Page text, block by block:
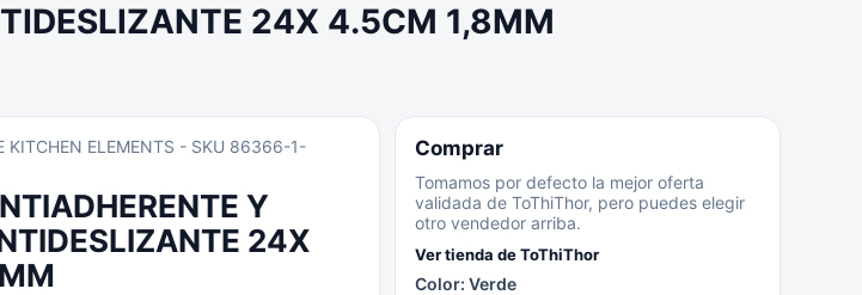
24X 4.5CM 1,8MM
ELEMENTS - SKU 86366-1-
Y
24X
Comprar
Tomamos por defecto la mejor oferta
validada de ToThiThor, pero puedes elegir
otro vendedor arriba.
Ver tienda deToThiThor
Color: Verde